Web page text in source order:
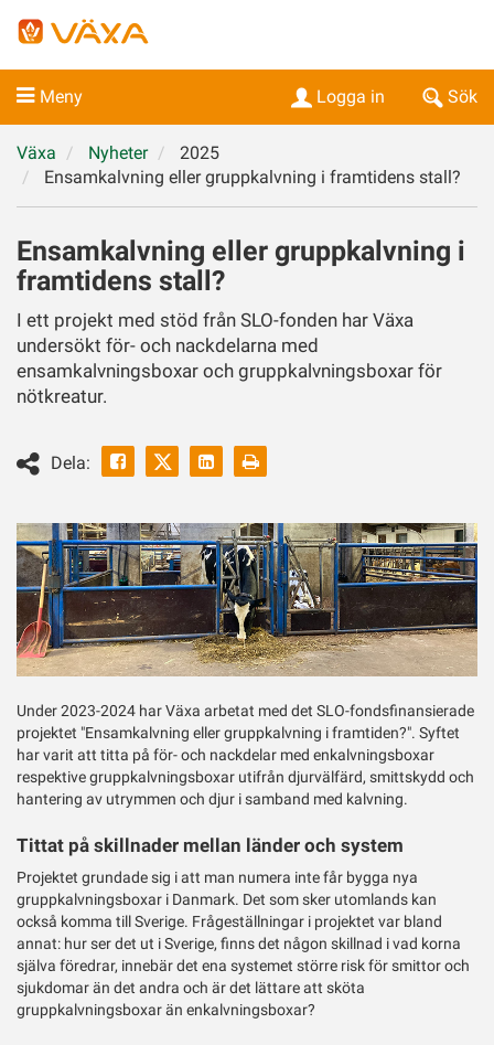
Meny Sök
Logga in
Växa Nyheter
2025
Ensamkalvning eller gruppkalvning i framtidens stall?
Ensamkalvning eller gruppkalvning i
framtidens stall?
I ett projekt med stöd från SLO-fonden har Växa
undersökt för- och nackdelarna med
ensamkalvningsboxar och gruppkalvningsboxar för
nötkreatur.
Dela:
Facebook LinkedinSkriv
Under 2023-2024 har Växa arbetat med det SLO-fondsfinansierade
projektet "Ensamkalvning eller gruppkalvning i framtiden?". Syftet
har varit att titta på för- och nackdelar med enkalvningsboxar
respektive gruppkalvningsboxar utifrån djurvälfärd, smittskydd och
hantering av utrymmen och djur i samband med kalvning.
Tittat på skillnader mellan länder och system
Projektet grundade sig i att man numera inte får bygga nya
gruppkalvningsboxar i Danmark. Det som sker utomlands kan
också komma till Sverige. Frågeställningar i projektet var bland
annat: hur ser det ut i Sverige, finns det någon skillnad i vad korna
själva föredrar, innebär det ena systemet större risk för smittor och
sjukdomar än det andra och är det lättare att sköta
gruppkalvningsboxar än enkalvningsboxar?